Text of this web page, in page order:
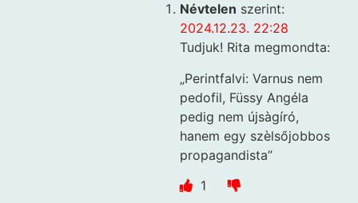
Névtelen szerint:
2024.12.23. 22:28
Tudjuk! Rita megmondta:
„Perintfalvi: Varnus nem
pedofil, Füssy Angéla
pedig nem újsàgíró,
hanem egy szèlsőjobbos
propagandista”
1